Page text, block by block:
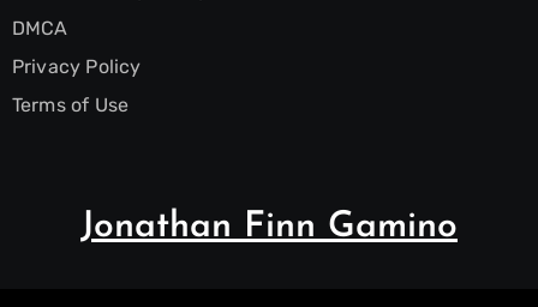
DMCA
Privacy Policy
Terms of Use
Jonathan Finn Gamino